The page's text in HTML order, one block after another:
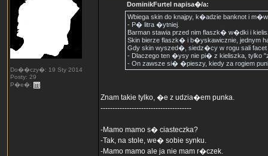
Do��czy�: 19 Sty 2014
Posty: 29
P�e�:
DominikFurtel napisa�/a:
Wbiega skin do knajpy, k�adzie banknot i
- P� litra �ytniej.
Barman stawia przed nim flaszk� w�dki i
Skin bierze flaszk� i b�yskawicznie, jednym
Gdy skin wyszed�, siedz�cy w rogu sali facet
- Dlaczego ten �ysy nie pi� z kieliszka, tylko
- On zawsze si� �pieszy, kiedy za rogiem
Znam takie tylko, �e z udzia�em punka.
--------------------------------------
-Mamo mamo s� ciasteczka?
-Tak, na stole, we� sobie synku.
-Mamo mamo ale ja nie mam r�czek.